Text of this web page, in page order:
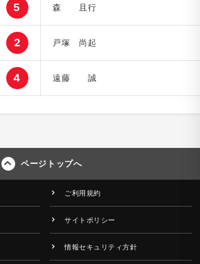
5 森 且行
2 戸塚 尚起
4 遠藤 誠
ページトップへ
ご利用規約
サイトポリシー
情報セキュリティ方針